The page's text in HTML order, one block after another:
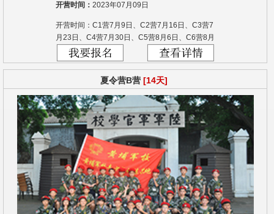
开营时间：2023年07月09日
开营时间：C1营7月9日、C2营7月16日、C3营7
月23日、C4营7月30日、C5营8月6日、C6营8月
13日、C7营8月20日
夏令营B营[14天]